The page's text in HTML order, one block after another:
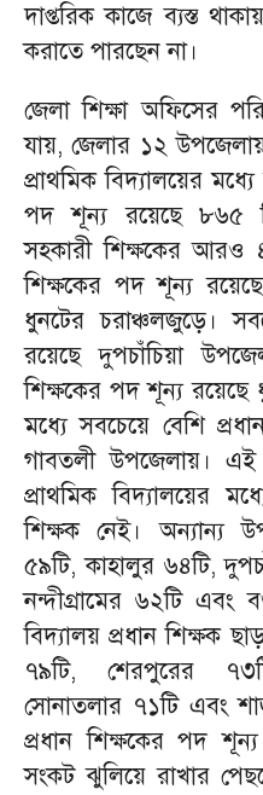
দাপ্তরিক কাজে ব্যস্ত
করাতে পারছেন না।
জেলা শিক্ষা অফিসের
যায়, জেলার ১২
প্রাথমিক বিদ্যালয়ের
পদ শূন্য রয়েছে ৮৬৫
সহকারী শিক্ষকের আরও
শিক্ষকের পদ শূন্য
ধুনটের চরাঞ্চলজুড়ে।
রয়েছে দুপচাঁচিয়া
শিক্ষকের পদ শূন্য
মধ্যে সবচেয়ে বেশি
গাবতলী উপজেলায়।
প্রাথমিক বিদ্যালয়ের
শিক্ষক নেই। অন্যান্য
৫৯টি, কাহালুর ৬৪টি,
নন্দীগ্রামের ৬২টি
বিদ্যালয় প্রধান শিক্ষক
৭৯টি, শেরপুরের
সোনাতলার ৭১টি এবং
প্রধান শিক্ষকের পদ
সংকট ঝুলিয়ে রাখার